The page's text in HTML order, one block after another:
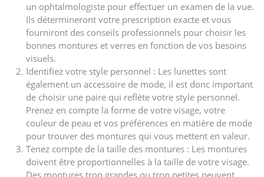
un ophtalmologiste pour effectuer un examen de la vue.
Ils détermineront votre prescription exacte et vous
fourniront des conseils professionnels pour choisir les
bonnes montures et verres en fonction de vos besoins
visuels.
Identifiez votre style personnel : Les lunettes sont
également un accessoire de mode, il est donc important
de choisir une paire qui reflète votre style personnel.
Prenez en compte la forme de votre visage, votre
couleur de peau et vos préférences en matière de mode
pour trouver des montures qui vous mettent en valeur.
Tenez compte de la taille des montures : Les montures
doivent être proportionnelles à la taille de votre visage.
Des montures trop grandes ou trop petites peuvent